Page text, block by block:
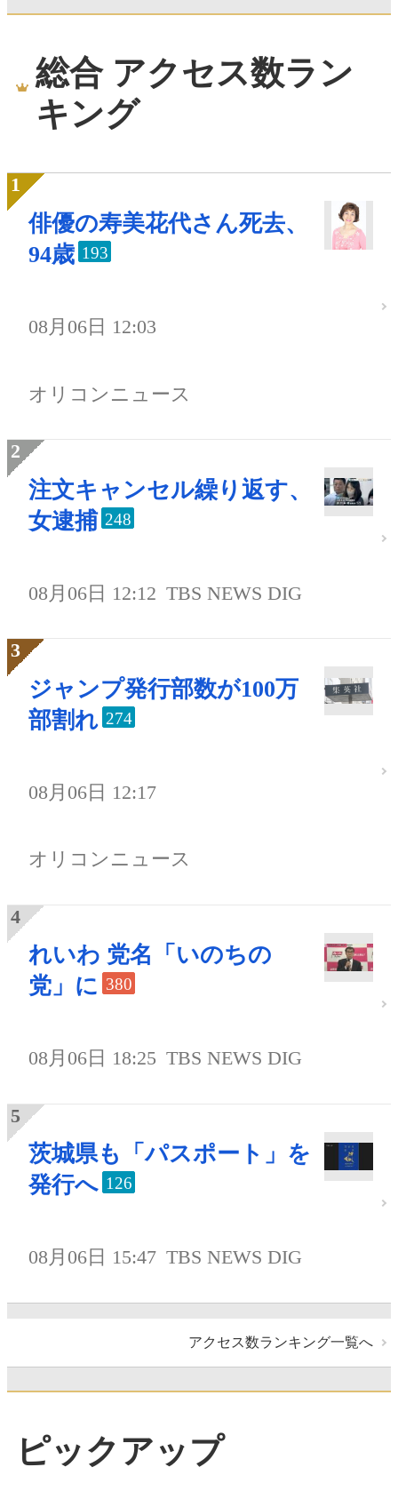
総合 アクセス数ラン
キング
俳優の寿美花代さん死去、
94歳 193
08月06日 12:03
オリコンニュース
注文キャンセル繰り返す、
女逮捕 248
08月06日 12:12 TBS NEWS DIG
ジャンプ発行部数が100万
部割れ 274
08月06日 12:17
オリコンニュース
れいわ 党名「いのちの
党」に 380
08月06日 18:25 TBS NEWS DIG
茨城県も「パスポート」を
発行へ 126
08月06日 15:47 TBS NEWS DIG
アクセス数ランキング一覧へ
ピックアップ